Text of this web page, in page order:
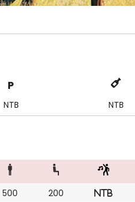
P
NTB NTB
500 200 NTB